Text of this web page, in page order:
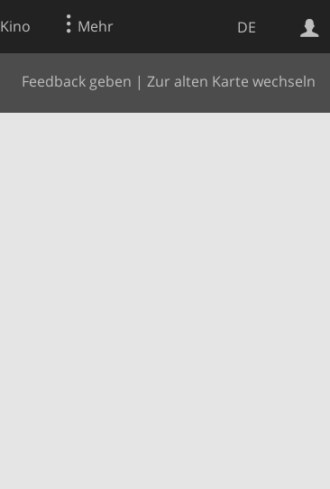
DE
Kino Mehr
Feedback geben | Zur alten Karte wechseln
Websuche